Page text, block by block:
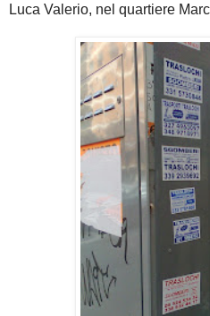
Luca Valerio, nel quartiere